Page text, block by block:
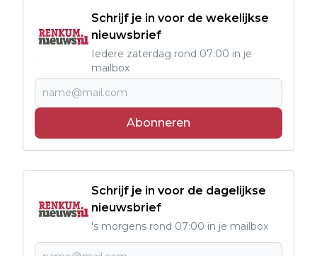
Schrijf je in voor de wekelijkse
nieuwsbrief
Iedere zaterdag rond 07:00 in je
mailbox
Abonneren
Schrijf je in voor de dagelijkse
nieuwsbrief
's morgens rond 07:00 in je mailbox